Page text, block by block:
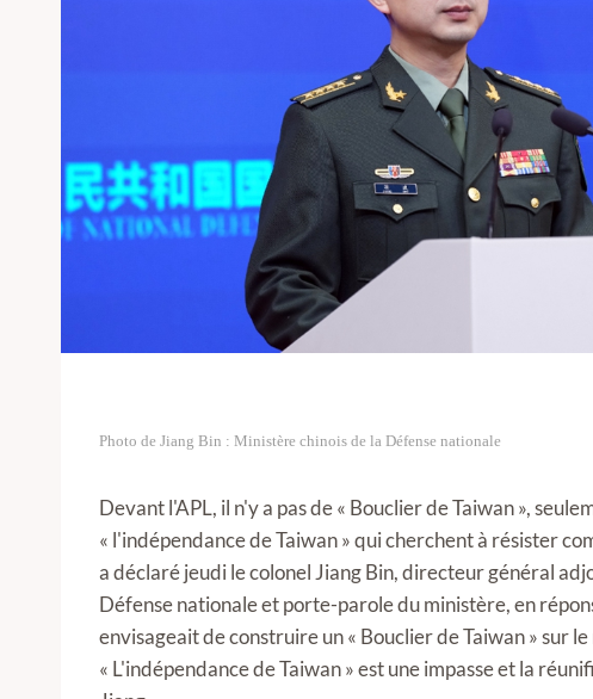
Photo de Jiang Bin : Ministère chinois de la Défense nationale
Devant l'APL, il n'y a pas de « Bouclier de Taiwan »,
« l'indépendance de Taiwan » qui cherchent à résister
a déclaré jeudi le colonel Jiang Bin, directeur général
Défense nationale et porte-parole du ministère, en
envisageait de construire un « Bouclier de Taiwan » sur
« L'indépendance de Taiwan » est une impasse et la